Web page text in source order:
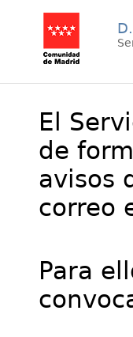
El
de
avisos
correo
Para